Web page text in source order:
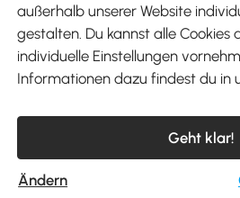
Google
Tel.: +49 40
Telefonservice Mo.-Fr.
MH Handel GmbH,
außerhalb unserer Website
gestalten. Du kannst alle Cookies
individuelle Einstellungen
Informationen dazu findest du in
Geht klar!
Ändern